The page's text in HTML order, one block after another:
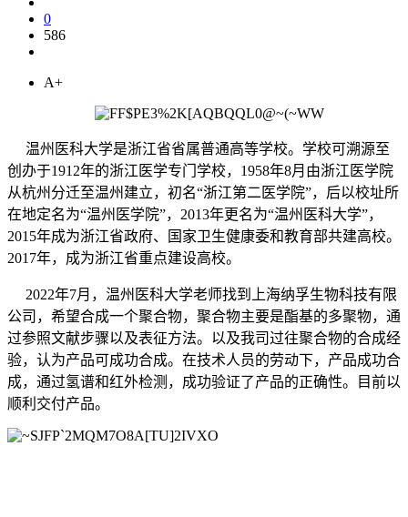
0
586
A+
温州医科大学是浙江省省属普通高等学校。学校可溯源至
创办于1912年的浙江医学专门学校，1958年8月由浙江医学院
从杭州分迁至温州建立，初名“浙江第二医学院”，后以校址所
在地定名为“温州医学院”，2013年更名为“温州医科大学”，
2015年成为浙江省政府、国家卫生健康委和教育部共建高校。
2017年，成为浙江省重点建设高校。
2022年7月，温州医科大学老师找到上海纳孚生物科技有限
公司，希望合成一个聚合物，聚合物主要是酯基的多聚物，通
过参照文献步骤以及表征方法。以及我司过往聚合物的合成经
验，认为产品可成功合成。在技术人员的劳动下，产品成功合
成，通过氢谱和红外检测，成功验证了产品的正确性。目前以
顺利交付产品。